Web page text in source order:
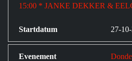
15:00 * JANKE DEKKER &
27-